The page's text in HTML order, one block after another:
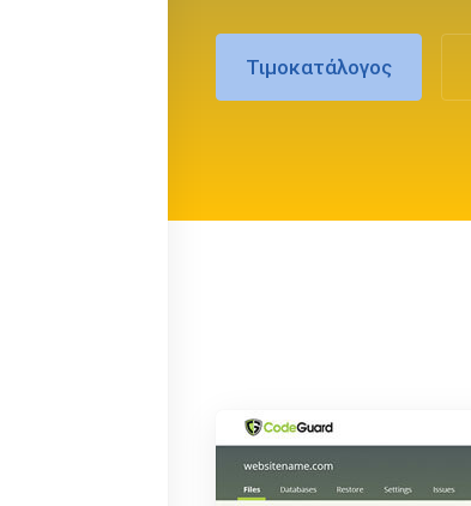
Τιμοκατάλογος